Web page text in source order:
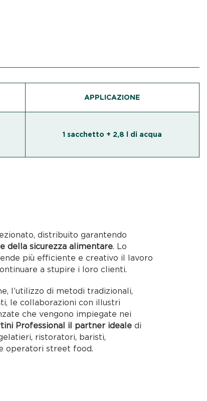
APPLICAZIONE
1 sacchetto + 2,8 l di acqua
distribuito garantendo
della sicurezza alimentare. Lo
più efficiente e creativo il lavoro
a stupire i loro clienti.
l’utilizzo di metodi tradizionali,
le collaborazioni con illustri
che vengono impiegate nei
Professional il partner ideale di
ristoratori, baristi,
operatori street food.